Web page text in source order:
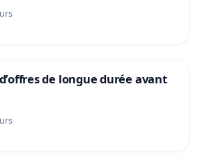
de longue durée avant